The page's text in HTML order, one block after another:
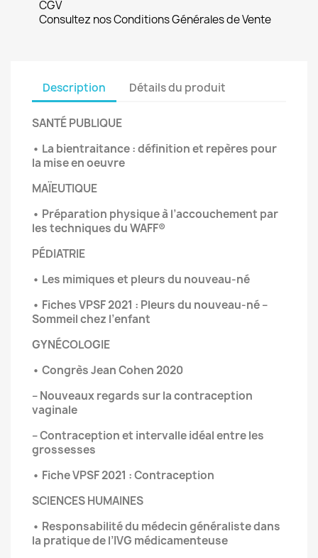
CGV
Consultez nos Conditions Générales de Vente
Description Détails du produit
SANTÉ PUBLIQUE
• La bientraitance : définition et repères pour
la mise en oeuvre
MAÏEUTIQUE
• Préparation physique à l’accouchement par
les techniques du WAFF®
PÉDIATRIE
• Les mimiques et pleurs du nouveau-né
• Fiches VPSF 2021 : Pleurs du nouveau-né –
Sommeil chez l’enfant
GYNÉCOLOGIE
• Congrès Jean Cohen 2020
– Nouveaux regards sur la contraception
vaginale
– Contraception et intervalle idéal entre les
grossesses
• Fiche VPSF 2021 : Contraception
SCIENCES HUMAINES
• Responsabilité du médecin généraliste dans
la pratique de l’IVG médicamenteuse